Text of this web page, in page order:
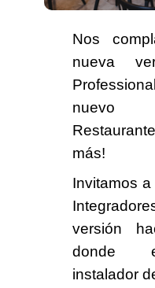
Nos
nueva
nuevo
Restaurante
más!
Invitamos
versión
donde
instalador